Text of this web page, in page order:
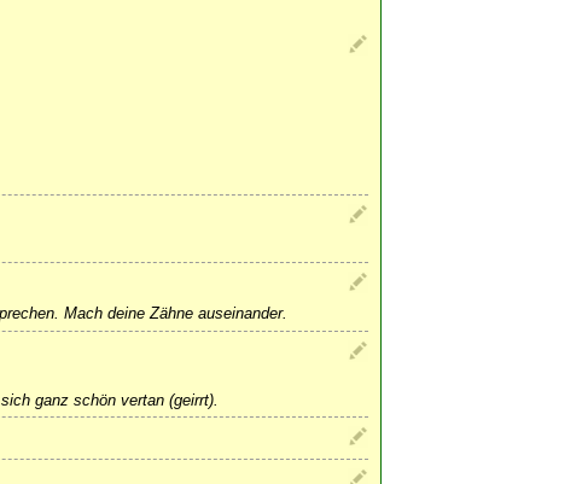
Mach deine Zähne auseinander.
ganz schön vertan (geirrt).